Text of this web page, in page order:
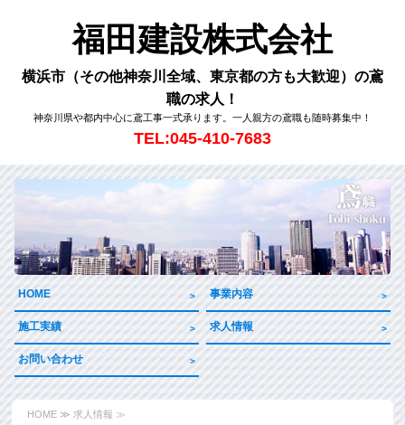
福田建設株式会社
横浜市（その他神奈川全域、東京都の方も大歓迎）の鳶
職の求人！
神奈川県や都内中心に鳶工事一式承ります。一人親方の鳶職も随時募集中！
TEL:045-410-7683
HOME 事業内容
施工実績 求人情報
お問い合わせ
HOME ≫ 求人情報 ≫